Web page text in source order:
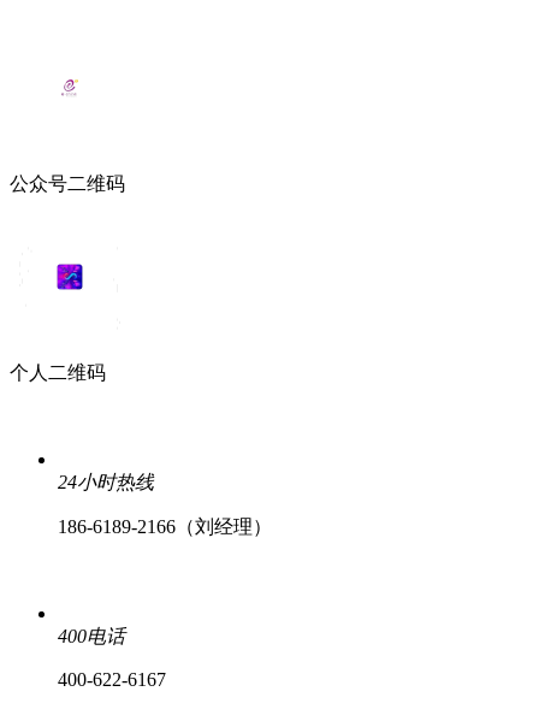
公众号二维码
个人二维码
24小时热线
186-6189-2166（刘经理）
400电话
400-622-6167